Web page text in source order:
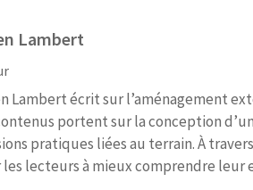
Lambert
Lambert écrit sur l’aménagement
portent sur la conception
pratiques liées au terrain. À
les lecteurs à mieux comprendre leur